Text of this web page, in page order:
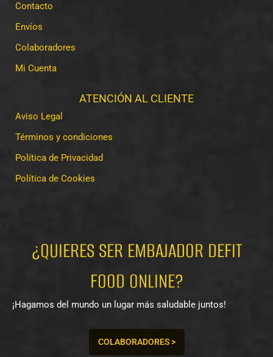
Contacto
Envíos
Colaboradores
Mi Cuenta
ATENCIÓN AL CLIENTE
Aviso Legal
Términos y condiciones
Política de Privacidad
Política de Cookies
¿QUIERES SER EMBAJADOR DEFIT
FOOD ONLINE?
¡Hagamos del mundo un lugar más saludable juntos!
COLABORADORES >